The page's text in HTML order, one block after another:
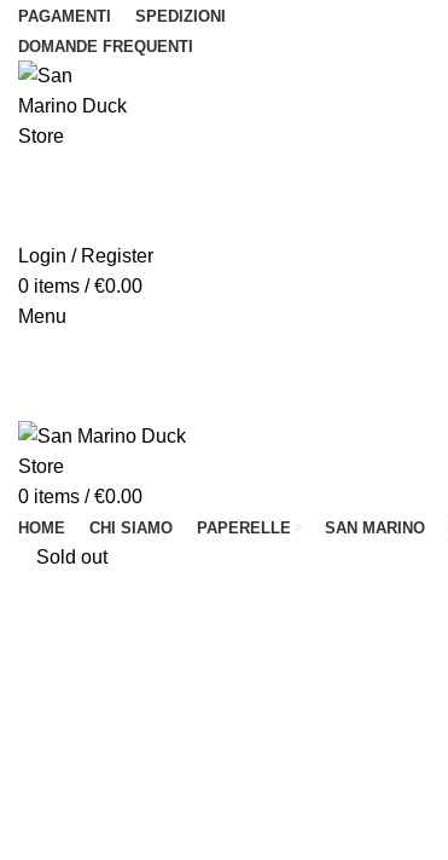
PAGAMENTI
SPEDIZIONI
DOMANDE FREQUENTI
Login / Register
0 items / €0.00
Menu
0 items / €0.00
HOME CHI SIAMO PAPERELLE SAN MARINO
Sold out